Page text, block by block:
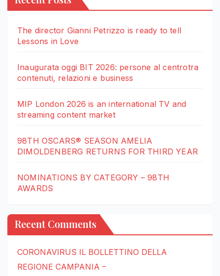
The director Gianni Petrizzo is ready to tell
Lessons in Love
Inaugurata oggi BIT 2026: persone al centrotra
contenuti, relazioni e business
MIP London 2026 is an international TV and
streaming content market
98TH OSCARS® SEASON AMELIA
DIMOLDENBERG RETURNS FOR THIRD YEAR
NOMINATIONS BY CATEGORY – 98TH
AWARDS
Recent Comments
CORONAVIRUS IL BOLLETTINO DELLA
REGIONE CAMPANIA –